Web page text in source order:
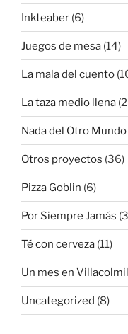
Inkteaber (6)
Juegos de mesa (14)
La mala del cuento
La taza medio llena
Nada del Otro Mundo
Otros proyectos (36)
Pizza Goblin (6)
Por Siempre Jamás
Té con cerveza (11)
Un mes en
Uncategorized (8)